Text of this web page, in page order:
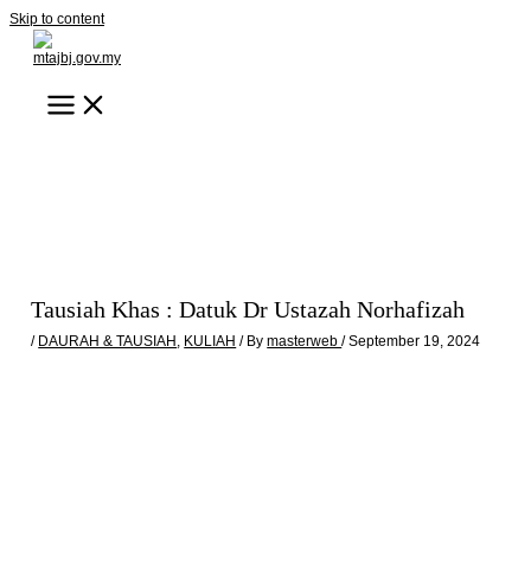
Skip to content
Tausiah Khas : Datuk Dr Ustazah Norhafizah
/ DAURAH & TAUSIAH , KULIAH / Bymasterweb/September 19, 2024